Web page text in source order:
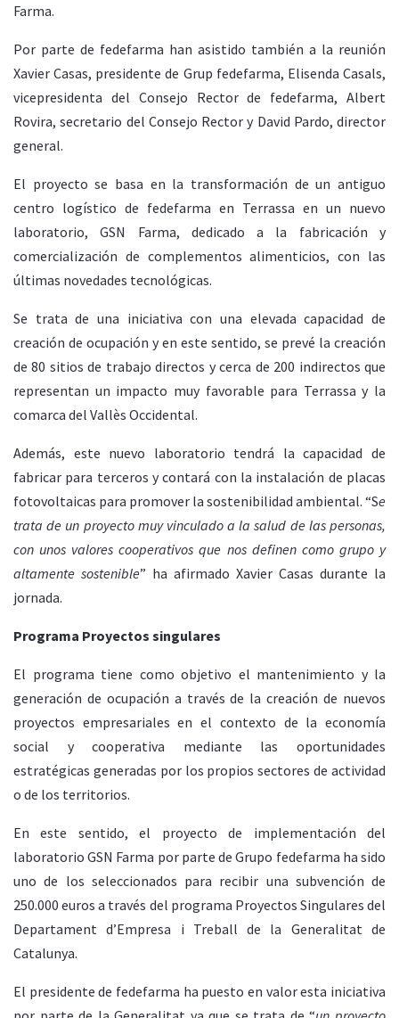
Farma.
Por parte de fedefarma han asistido también a la reunión
Xavier Casas, presidente de Grup fedefarma, Elisenda Casals,
vicepresidenta del Consejo Rector de fedefarma, Albert
Rovira, secretario del Consejo Rector y David Pardo, director
general.
El proyecto se basa en la transformación de un antiguo
centro logístico de fedefarma en Terrassa en un nuevo
laboratorio, GSN Farma, dedicado a la fabricación y
comercialización de complementos alimenticios, con las
últimas novedades tecnológicas.
Se trata de una iniciativa con una elevada capacidad de
creación de ocupación y en este sentido, se prevé la creación
de 80 sitios de trabajo directos y cerca de 200 indirectos que
representan un impacto muy favorable para Terrassa y la
comarca del Vallès Occidental.
Además, este nuevo laboratorio tendrá la capacidad de
fabricar para terceros y contará con la instalación de placas
fotovoltaicas para promover la sostenibilidad ambiental. “Se
trata de un proyecto muy vinculado a la salud de las personas,
con unos valores cooperativos que nos definen como grupo y
altamente sostenible” ha afirmado Xavier Casas durante la
jornada.
Programa Proyectos singulares
El programa tiene como objetivo el mantenimiento y la
generación de ocupación a través de la creación de nuevos
proyectos empresariales en el contexto de la economía
social y cooperativa mediante las oportunidades
estratégicas generadas por los propios sectores de actividad
o de los territorios.
En este sentido, el proyecto de implementación del
laboratorio GSN Farma por parte de Grupo fedefarma ha sido
uno de los seleccionados para recibir una subvención de
250.000 euros a través del programa Proyectos Singulares del
Departament d’Empresa i Treball de la Generalitat de
Catalunya.
El presidente de fedefarma ha puesto en valor esta iniciativa